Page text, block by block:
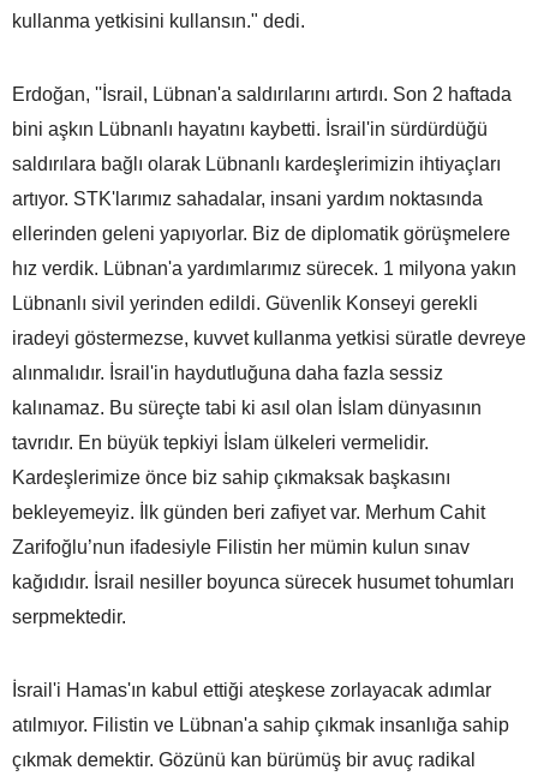
kullanma yetkisini kullansın." dedi.
Erdoğan, ''İsrail, Lübnan'a saldırılarını artırdı. Son 2 haftada
bini aşkın Lübnanlı hayatını kaybetti. İsrail'in sürdürdüğü
saldırılara bağlı olarak Lübnanlı kardeşlerimizin ihtiyaçları
artıyor. STK'larımız sahadalar, insani yardım noktasında
ellerinden geleni yapıyorlar. Biz de diplomatik görüşmelere
hız verdik. Lübnan'a yardımlarımız sürecek. 1 milyona yakın
Lübnanlı sivil yerinden edildi. Güvenlik Konseyi gerekli
iradeyi göstermezse, kuvvet kullanma yetkisi süratle devreye
alınmalıdır. İsrail'in haydutluğuna daha fazla sessiz
kalınamaz. Bu süreçte tabi ki asıl olan İslam dünyasının
tavrıdır. En büyük tepkiyi İslam ülkeleri vermelidir.
Kardeşlerimize önce biz sahip çıkmaksak başkasını
bekleyemeyiz. İlk günden beri zafiyet var. Merhum Cahit
Zarifoğlu’nun ifadesiyle Filistin her mümin kulun sınav
kağıdıdır. İsrail nesiller boyunca sürecek husumet tohumları
serpmektedir.
İsrail'i Hamas'ın kabul ettiği ateşkese zorlayacak adımlar
atılmıyor. Filistin ve Lübnan'a sahip çıkmak insanlığa sahip
çıkmak demektir. Gözünü kan bürümüş bir avuç radikal